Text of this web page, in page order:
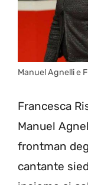
Manuel Agnelli e
Francesca
Manuel
frontman
cantante